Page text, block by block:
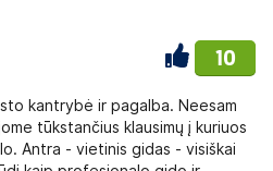
10
kantrybė ir pagalba. Neesam
tūkstančius klausimų į kuriuos
Antra - vietinis gidas - visiškai